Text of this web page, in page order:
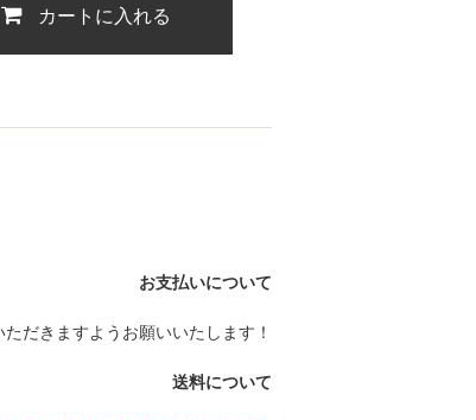
カートに入れる
お支払いについて
だきますようお願いいたします！
送料について